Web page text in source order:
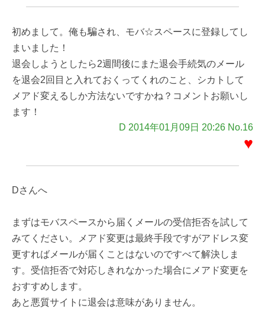
初めまして。俺も騙され、モバ☆スペースに登録してし
まいました！
退会しようとしたら2週間後にまた退会手続気のメール
を退会2回目と入れておくってくれのこと、シカトして
メアド変えるしか方法ないですかね？コメントお願いし
ます！
D 2014年01月09日 20:26 No.16
♥
Dさんへ
まずはモバスペースから届くメールの受信拒否を試して
みてください。メアド変更は最終手段ですがアドレス変
更すればメールが届くことはないのですべて解決しま
す。受信拒否で対応しきれなかった場合にメアド変更を
おすすめします。
あと悪質サイトに退会は意味がありません。